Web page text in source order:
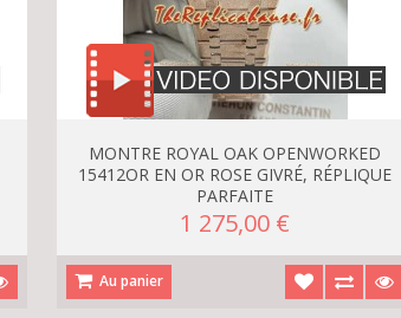
MONTRE ROYAL OAK OPENWORKED
15412OR EN OR ROSE GIVRÉ, RÉPLIQUE
PARFAITE
1 275,00 €
Au panier